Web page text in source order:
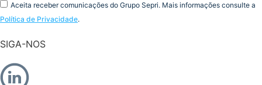
Aceita receber comunicações do Grupo Sepri. Mais informações consulte a
Política de Privacidade.
SIGA-NOS